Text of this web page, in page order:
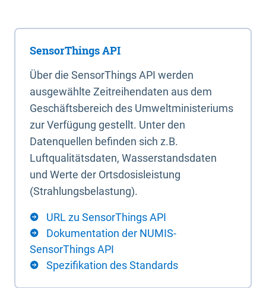
SensorThings API
Über die SensorThings API werden
ausgewählte Zeitreihendaten aus dem
Geschäftsbereich des Umweltministeriums
zur Verfügung gestellt. Unter den
Datenquellen befinden sich z.B.
Luftqualitätsdaten, Wasserstandsdaten
und Werte der Ortsdosisleistung
(Strahlungsbelastung).
URL zu SensorThings API
Dokumentation der NUMIS-
SensorThings API
Spezifikation des Standards